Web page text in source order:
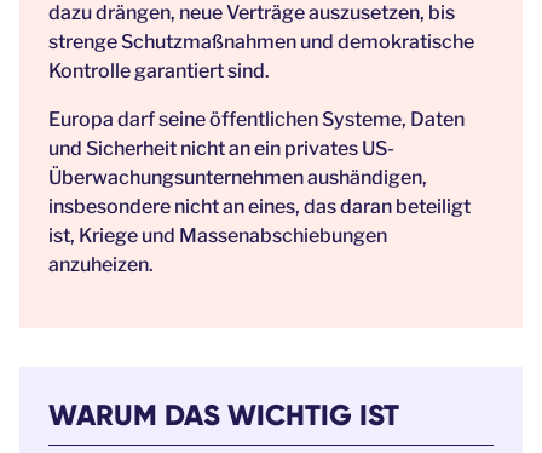
dazu drängen, neue Verträge auszusetzen, bis
strenge Schutzmaßnahmen und demokratische
Kontrolle garantiert sind.
Europa darf seine öffentlichen Systeme, Daten
und Sicherheit nicht an ein privates US-
Überwachungsunternehmen aushändigen,
insbesondere nicht an eines, das daran beteiligt
ist, Kriege und Massenabschiebungen
anzuheizen.
WARUM DAS WICHTIG IST